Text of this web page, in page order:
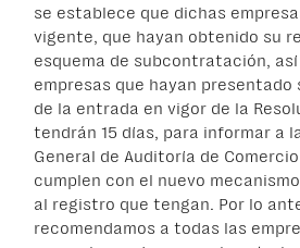
se establece que dichas
vigente, que hayan obtenido su
esquema de subcontratación,
empresas que hayan
de la entrada en vigor de la
tendrán 15 días, para informar a
General de Auditoría de
cumplen con el nuevo
al registro que tengan. Por lo
recomendamos a todas las